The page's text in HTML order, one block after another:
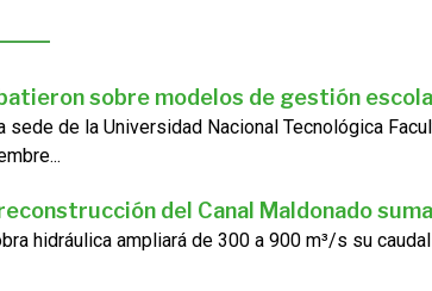
sobre modelos de gestión
sede de la Universidad Nacional Tecnológica
del Canal Maldonado
hidráulica ampliará de 300 a 900 m³/s su